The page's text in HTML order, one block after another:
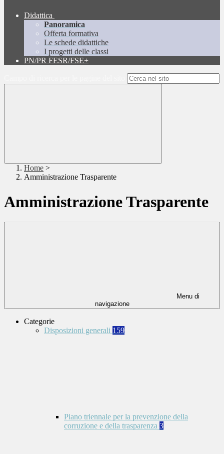
Didattica
Panoramica
Offerta formativa
Le schede didattiche
I progetti delle classi
PN/PR FESR/FSE+
Home >
Amministrazione Trasparente
Amministrazione Trasparente
Menu di
navigazione
Categorie
Disposizioni generali 159
Piano triennale per la prevenzione della
corruzione e della trasparenza 3